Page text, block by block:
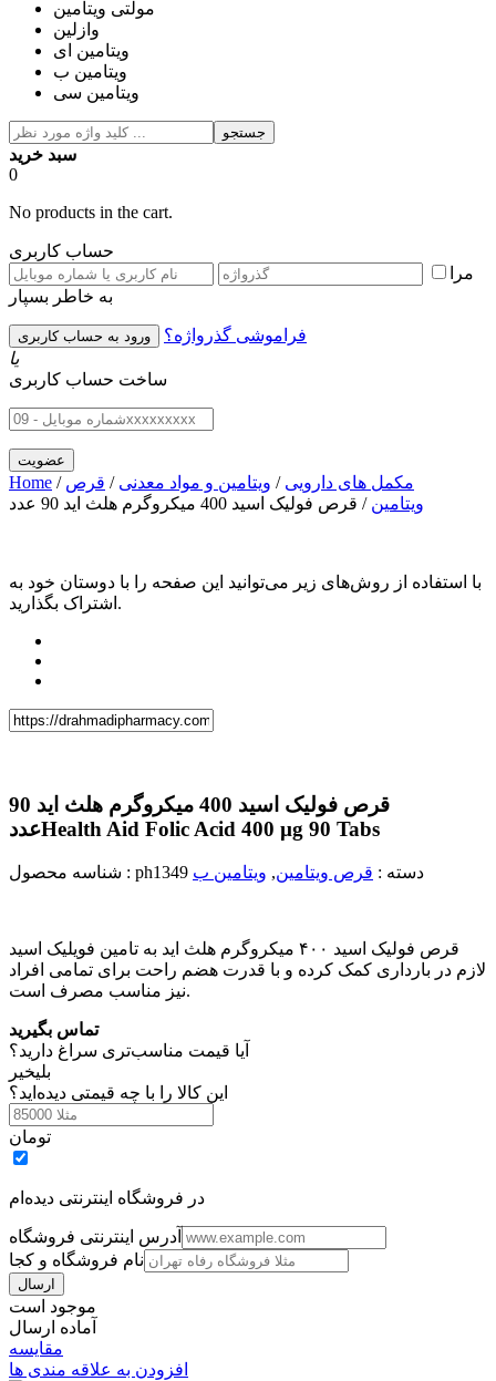
مولتی ویتامین
وازلین
ویتامین ای
ویتامین ب
ویتامین سی
جستجو
سبد خرید
0
No products in the cart.
حساب کاربری
مرا
به خاطر بسپار
فراموشی گذرواژه؟
یا
ساخت حساب کاربری
Home / مکمل های دارویی / ویتامین و مواد معدنی / قرص
ویتامین / قرص فولیک اسید 400 میکروگرم هلث اید 90 عدد
با استفاده از روش‌های زیر می‌توانید این صفحه را با دوستان خود به
اشتراک بگذارید.
قرص فولیک اسید 400 میکروگرم هلث اید 90
عددHealth Aid Folic Acid 400 µg 90 Tabs
شناسه محصول : ph1349 دسته : قرص ویتامین, ویتامین ب
قرص فولیک اسید ۴۰۰ میکروگرم هلث اید به تامین فویلیک اسید
لازم در بارداری کمک کرده و با قدرت هضم راحت برای تمامی افراد
نیز مناسب مصرف است.
تماس بگیرید
آیا قیمت مناسب‌تری سراغ دارید؟
بلیخیر
این کالا را با چه قیمتی دیده‌اید؟
تومان
در فروشگاه اینترنتی دیده‌ام
آدرس اینترنتی فروشگاه
نام فروشگاه و کجا
موجود است
آماده ارسال
مقایسه
افزودن به علاقه مندی ها